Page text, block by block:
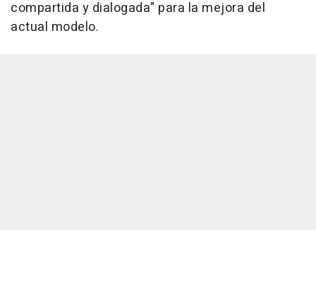
compartida y dialogada" para la mejora del
actual modelo.